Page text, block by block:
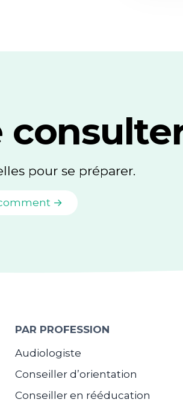
pour se préparer.
→
PAR PROFESSION
Audiologiste
Conseiller d’orientation
Conseiller en rééducation